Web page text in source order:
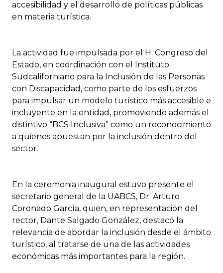
accesibilidad y el desarrollo de políticas públicas
en materia turística.
La actividad fue impulsada por el H. Congreso del
Estado, en coordinación con el Instituto
Sudcaliforniano para la Inclusión de las Personas
con Discapacidad, como parte de los esfuerzos
para impulsar un modelo turístico más accesible e
incluyente en la entidad, promoviendo además el
distintivo “BCS Inclusiva” como un reconocimiento
a quienes apuestan por la inclusión dentro del
sector.
En la ceremonia inaugural estuvo presente el
secretario general de la UABCS, Dr. Arturo
Coronado García, quien, en representación del
rector, Dante Salgado González, destacó la
relevancia de abordar la inclusión desde el ámbito
turístico, al tratarse de una de las actividades
económicas más importantes para la región.